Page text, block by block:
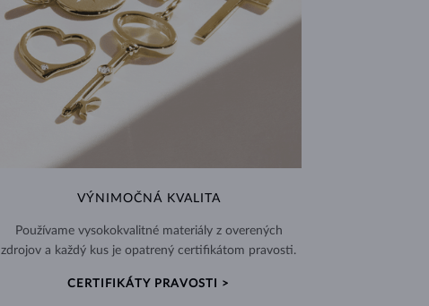
VÝNIMOČNÁ KVALITA
Používame vysokokvalitné materiály z overených
zdrojov a každý kus je opatrený certifikátom pravosti.
CERTIFIKÁTY PRAVOSTI >